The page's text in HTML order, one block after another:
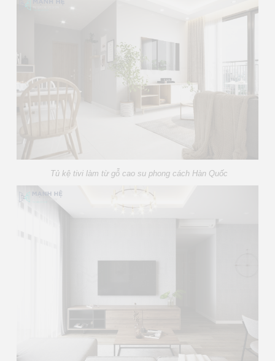
Tủ kệ tivi làm từ gỗ cao su phong cách Hàn Quốc